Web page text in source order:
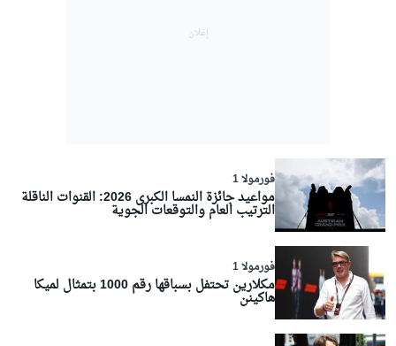
فورمولا 1
مواعيد جائزة النمسا الكبرى 2026: القنوات الناقلة
الترتيب العام والتوقعات الجوية
فورمولا 1
مكلارين تحتفل بسباقها رقم 1000 بتمثال لميكا
هاكينن